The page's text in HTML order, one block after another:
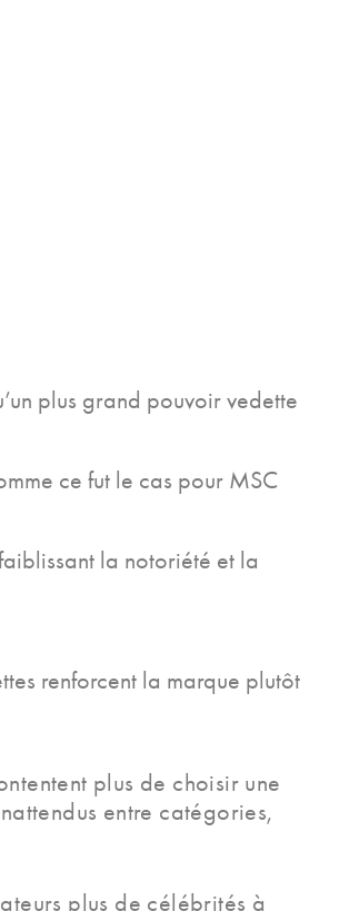
plus grand pouvoir vedette
ce fut le cas pour MSC
la notoriété et la
renforcent la marque plutôt
plus de choisir une
entre catégories,
plus de célébrités à